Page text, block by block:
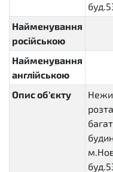
Найменування
російською
Найменування
англійською
Опис об'єкту